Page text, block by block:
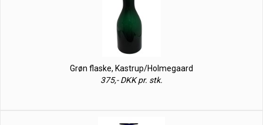
Grøn flaske, Kastrup/Holmegaard
375,- DKK pr. stk.